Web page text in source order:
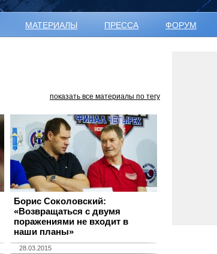
МАТЕРИАЛЫ ПРЕССА ФОРУМ
показать все материалы по тегу
Борис Соколовский:
«Возвращаться с двумя
поражениями не входит в
наши планы»
28.03.2015